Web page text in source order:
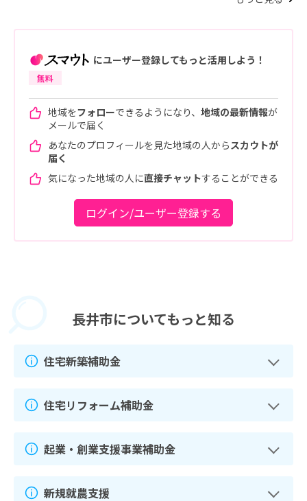
にユーザー登録してもっと活用しよう！
無料
地域をフォローできるようになり、 地域の最新情報が
メールで届く
あなたのプロフィールを見た地域の人からスカウトが
届く
気になった地域の人に直接チャットすることができる
ログイン/ユーザー登録する
長井市についてもっと知る
住宅新築補助金
住宅リフォーム補助金
起業・創業支援事業補助金
新規就農支援